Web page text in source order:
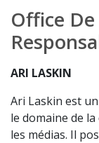
Office
ARI LASKIN
Ari Laskin est
le domaine de
les médias. Il